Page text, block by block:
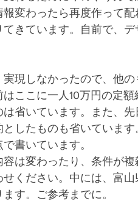
変わったら再度作って
きています。自前で、
実現しなかったので、他
ここに一人10万円の定
省いています。また、
したものも省いていま
書いています。
容は変わったり、条件が
ください。中には、富
す。ご参考までに。